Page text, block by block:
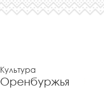
Культура
Оренбуржья